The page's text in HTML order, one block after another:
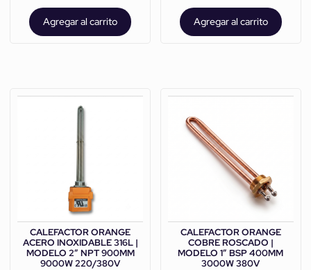
Agregar al carrito Agregar al carrito
CALEFACTOR ORANGE
ACERO INOXIDABLE 316L |
MODELO 2” NPT 900MM
9000W 220/380V
CALEFACTOR ORANGE
COBRE ROSCADO |
MODELO 1” BSP 400MM
3000W 380V